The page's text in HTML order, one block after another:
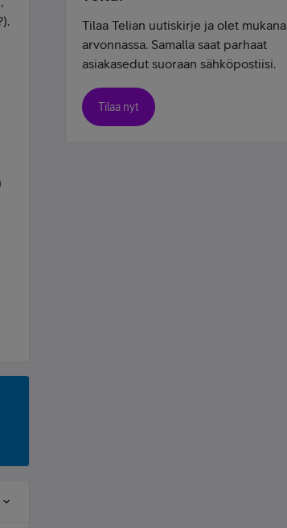
Tilaa Telian uutiskirje ja olet mukana
arvonnassa. Samalla saat parhaat
asiakasedut suoraan sähköpostiisi.
Tilaa nyt